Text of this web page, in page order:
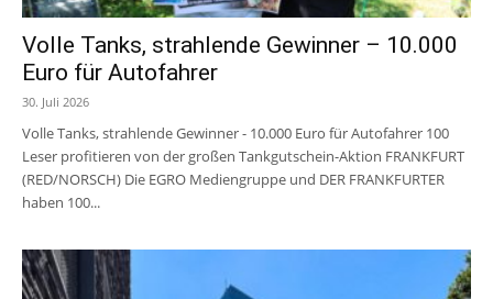
Volle Tanks, strahlende Gewinner – 10.000
Euro für Autofahrer
30. Juli 2026
Volle Tanks, strahlende Gewinner - 10.000 Euro für Autofahrer 100
Leser profitieren von der großen Tankgutschein-Aktion FRANKFURT
(RED/NORSCH) Die EGRO Mediengruppe und DER FRANKFURTER
haben 100...